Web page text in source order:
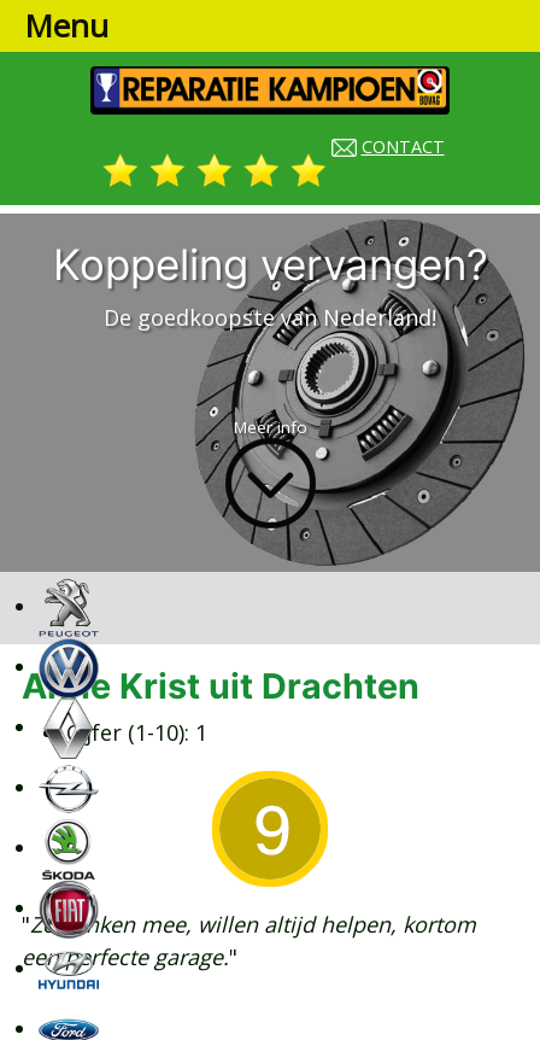
CONTACT
Koppeling vervangen?
De goedkoopste van Nederland!
Meer info
Anne Krist uit Drachten
Cijfer (1-10): 1
"Ze denken mee, willen altijd helpen, kortom
een perfecte garage."
Menu